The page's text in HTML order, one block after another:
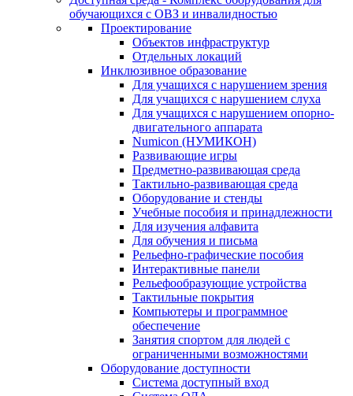
обучающихся с ОВЗ и инвалидностью
Проектирование
Объектов инфраструктур
Отдельных локаций
Инклюзивное образование
Для учащихся с нарушением зрения
Для учащихся с нарушением слуха
Для учащихся с нарушением опорно-
двигательного аппарата
Numicon (НУМИКОН)
Развивающие игры
Предметно-развивающая среда
Тактильно-развивающая среда
Оборудование и стенды
Учебные пособия и принадлежности
Для изучения алфавита
Для обучения и письма
Рельефно-графические пособия
Интерактивные панели
Рельефообразующие устройства
Тактильные покрытия
Компьютеры и программное
обеспечение
Занятия спортом для людей с
ограниченными возможностями
Оборудование доступности
Система доступный вход